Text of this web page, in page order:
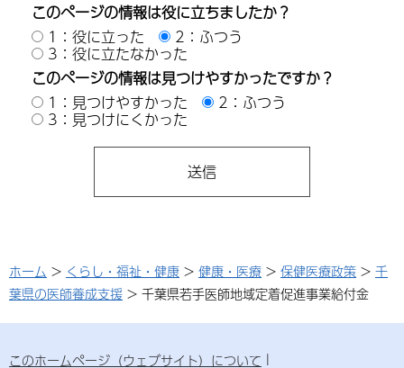
このページの情報は役に立ちましたか？
1：役に立った
2：ふつう
3：役に立たなかった
このページの情報は見つけやすかったですか？
1：見つけやすかった
2：ふつう
3：見つけにくかった
ホーム > くらし・福祉・健康 > 健康・医療 > 保健医療政策 > 千
葉県の医師養成支援 > 千葉県若手医師地域定着促進事業給付金
このホームページ（ウェブサイト）について